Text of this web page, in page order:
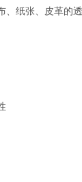
纸张、皮革的